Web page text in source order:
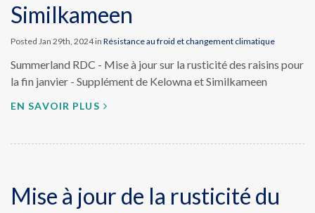
Similkameen
Posted Jan 29th, 2024 in Résistance au froid et changement climatique
Summerland RDC - Mise à jour sur la rusticité des raisins pour
la fin janvier - Supplément de Kelowna et Similkameen
EN SAVOIR PLUS
Mise à jour de la rusticité du